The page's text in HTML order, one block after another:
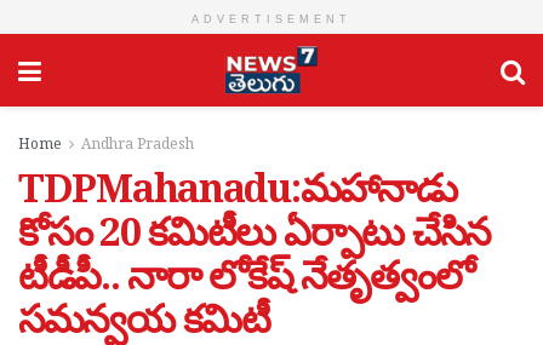
ADVERTISEMENT
Home Andhra Pradesh
TDPMahanadu:మహానాడు
కోసం 20 కమిటీలు ఏర్పాటు చేసిన
టీడీపీ.. నారా లోకేష్ నేతృత్వంలో
సమన్వయ కమిటీ